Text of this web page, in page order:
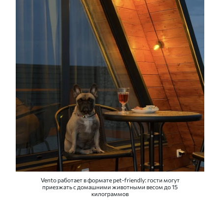
Vento работает в формате pet-friendly: гости могут
приезжать с домашними животными весом до 15
килограммов